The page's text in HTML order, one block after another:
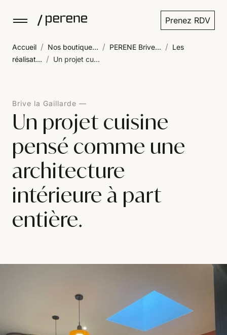
Prenez RDV
Accueil / Nos boutique... / PERENE Brive... / Les
réalisat... / Un projet cu...
Brive la Gaillarde
Un projet cuisine
pensé comme une
architecture
intérieure à part
entière.